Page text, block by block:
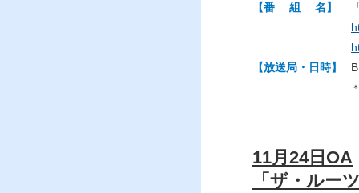
【番 組 名】
【放送局・日時】
11月24日OA
「ザ・ルー